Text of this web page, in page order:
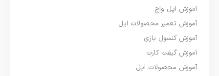
آموزش اپل واچ
آموزش تعمیر محصولات اپل
آموزش کنسول بازی
آموزش گیفت کارت
آموزش محصولات اپل